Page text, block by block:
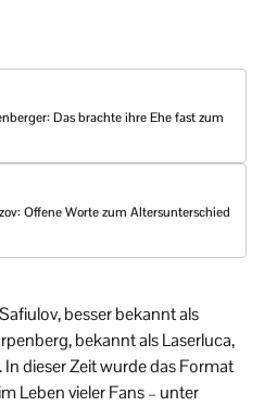
Das brachte ihre Ehe fast zum
Offene Worte zum Altersunterschied
besser bekannt als
bekannt als Laserluca,
dieser Zeit wurde das Format
Leben vieler Fans – unter